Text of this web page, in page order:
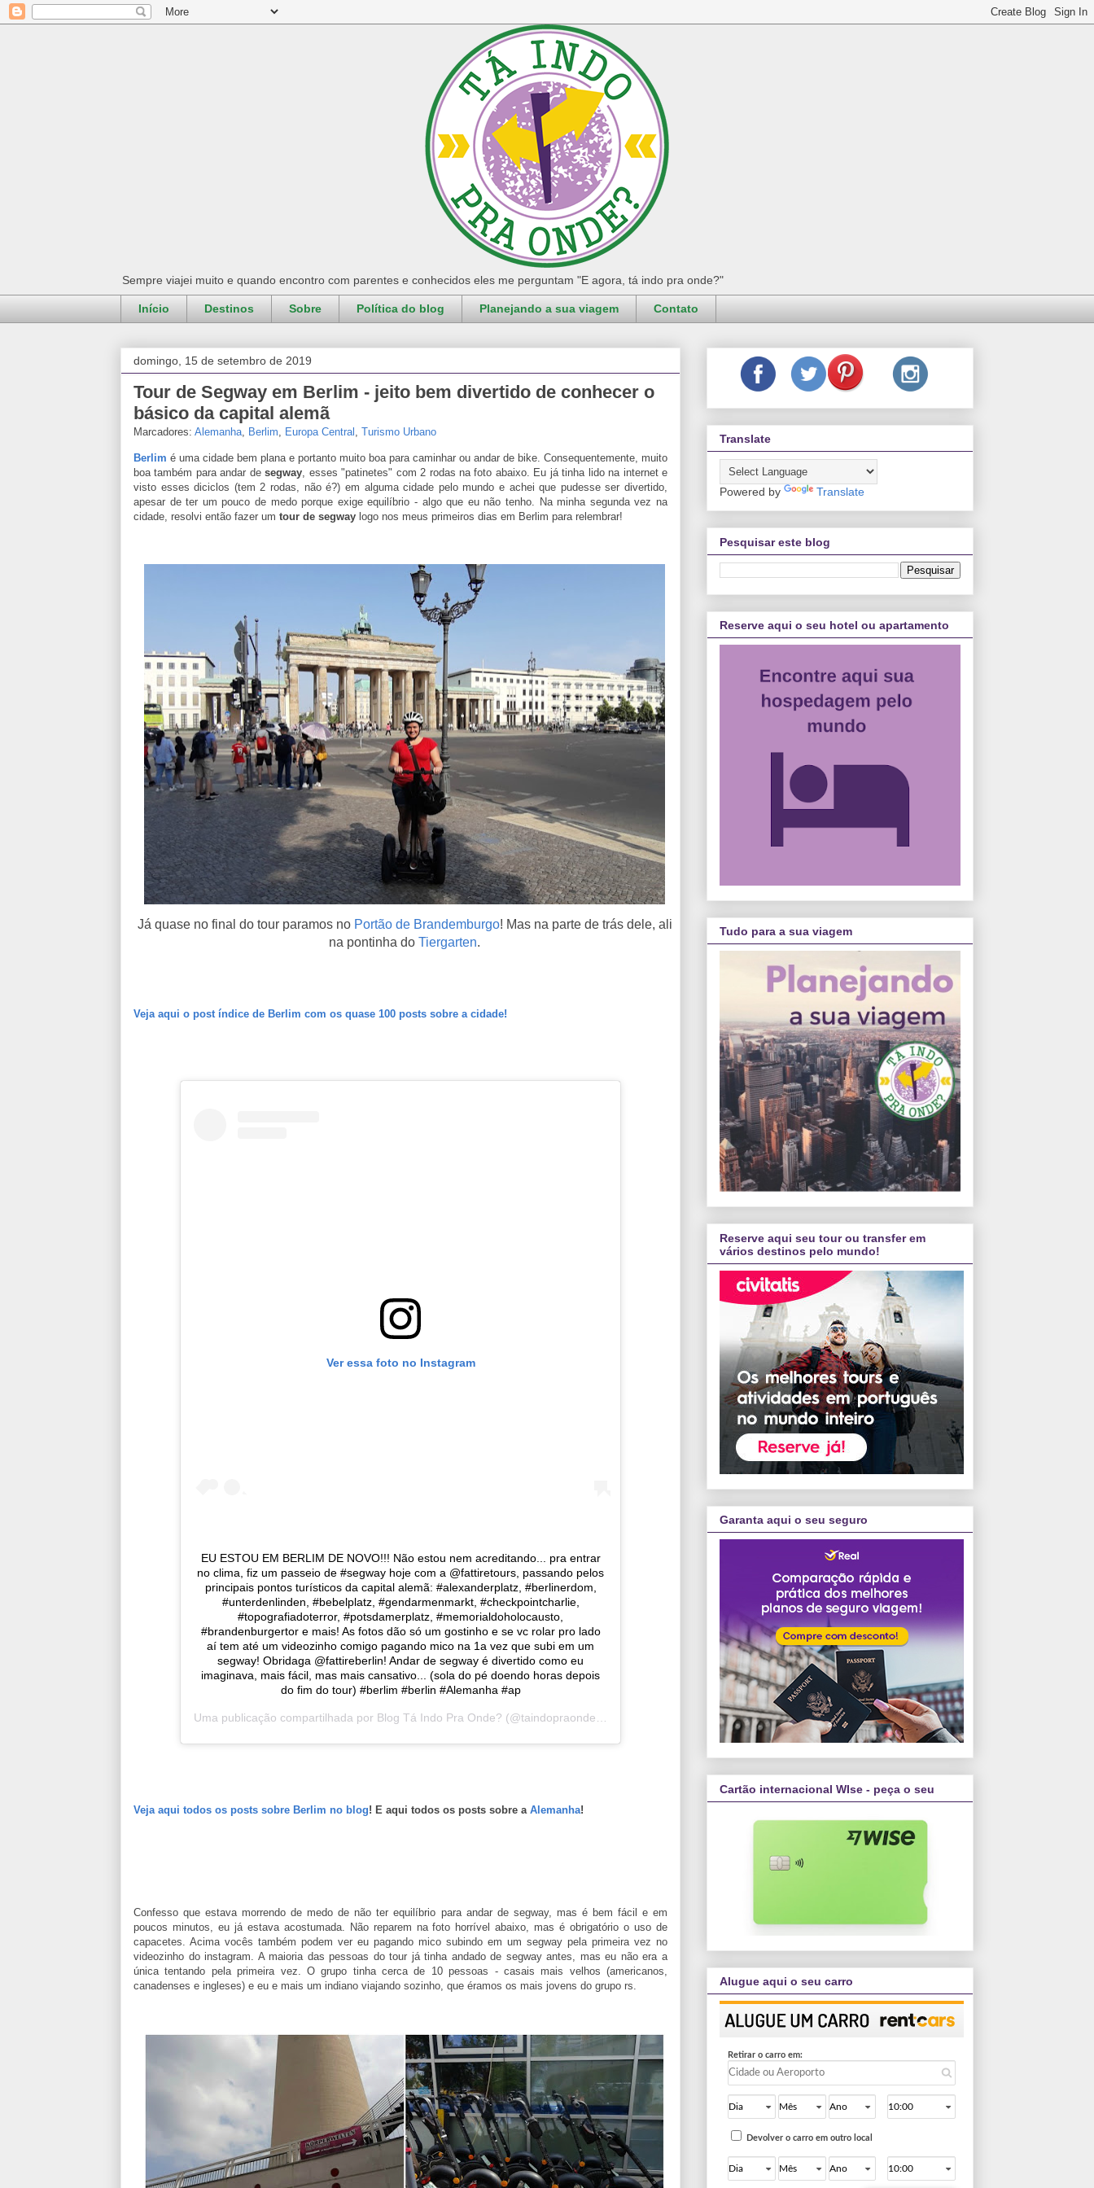
Sempre viajei muito e quando encontro com parentes e conhecidos eles me perguntam "E agora, tá indo pra onde?"
Início Destinos Sobre Política do blog Planejando a sua viagem Contato
domingo, 15 de setembro de 2019
Tour de Segway em Berlim - jeito bem divertido de conhecer o
básico da capital alemã
Marcadores: Alemanha Berlim Europa Central Turismo Urbano
Berlim é uma cidade bem plana e portanto muito boa para caminhar ou andar de bike. Consequentemente, muito
boa também para andar desegway , esses "patinetes" com 2 rodas na foto abaixo. Eu já tinha lido na internet e
visto esses diciclos (tem 2 rodas, não é?) em alguma cidade pelo mundo e achei que pudesse ser divertido,
apesar de ter um pouco de medo porque exige equilíbrio - algo que eu não tenho. Na minha segunda vez na
cidade, resolvi então fazer um tour de segway logo nos meus primeiros dias em Berlim para relembrar!
Já quase no final do tour paramos no Portão de Brandemburgo! Mas na parte de trás dele, ali
na pontinha do Tiergarten.
Veja aqui o post índice de Berlim com os quase 100 posts sobre a cidade!
Ver essa foto no Instagram
EU ESTOU EM BERLIM DE NOVO!!! Não estou nem acreditando... pra entrar
no clima, fiz um passeio de #segway hoje com a @fattiretours, passando pelos
principais pontos turísticos da capital alemã: #alexanderplatz, #berlinerdom,
#unterdenlinden, #bebelplatz, #gendarmenmarkt, #checkpointcharlie,
#topografiadoterror, #potsdamerplatz, #memorialdoholocausto,
#brandenburgertor e mais! As fotos dão só um gostinho e se vc rolar pro lado
aí tem até um videozinho comigo pagando mico na 1a vez que subi em um
segway! Obridaga @fattireberlin! Andar de segway é divertido como eu
imaginava, mais fácil, mas mais cansativo... (sola do pé doendo horas depois
do fim do tour) #berlim #berlin #Alemanha #ap
Uma publicação compartilhada por Blog Tá Indo Pra Onde? (@taindopraonde) em 11 de Jun, 2019 às 3:02 PDT
Veja aqui todos os posts sobre Berlim no blog! E aqui todos os posts sobre a Alemanha!
Confesso que estava morrendo de medo de não ter equilíbrio para andar de segway, mas é bem fácil e em
poucos minutos, eu já estava acostumada. Não reparem na foto horrível abaixo, mas é obrigatório o uso de
capacetes. Acima vocês também podem ver eu pagando mico subindo em um segway pela primeira vez no
videozinho do instagram. A maioria das pessoas do tour já tinha andado de segway antes, mas eu não era a
única tentando pela primeira vez. O grupo tinha cerca de 10 pessoas - casais mais velhos (americanos,
canadenses e ingleses) e eu e mais um indiano viajando sozinho, que éramos os mais jovens do grupo rs.
Translate
Powered by Translate
Pesquisar este blog
Reserve aqui o seu hotel ou apartamento
Tudo para a sua viagem
Reserve aqui seu tour ou transfer em
vários destinos pelo mundo!
Garanta aqui o seu seguro
Cartão internacional WIse - peça o seu
Alugue aqui o seu carro